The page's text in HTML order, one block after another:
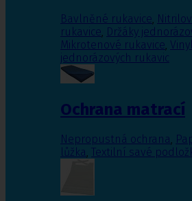
Bavlněné rukavice,
rukavice, Držáky
Mikrotenové rukavice,
jednorázových rukavic
Ochrana matrací
Nepropustná ochrana,
lůžka, Textilní savé